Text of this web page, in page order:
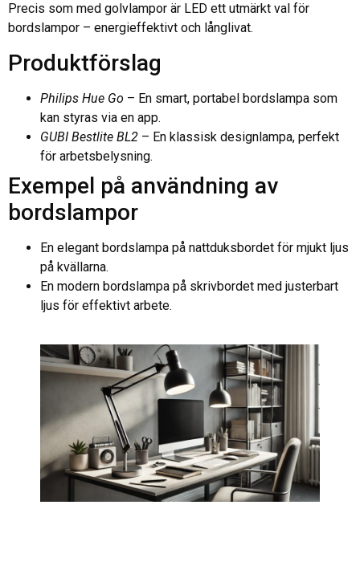
Precis som med golvlampor är LED ett utmärkt val för
bordslampor – energieffektivt och långlivat.
Produktförslag
Philips Hue Go – En smart, portabel bordslampa som
kan styras via en app.
GUBI Bestlite BL2 – En klassisk designlampa, perfekt
för arbetsbelysning.
Exempel på användning av
bordslampor
En elegant bordslampa på nattduksbordet för mjukt ljus
på kvällarna.
En modern bordslampa på skrivbordet med justerbart
ljus för effektivt arbete.